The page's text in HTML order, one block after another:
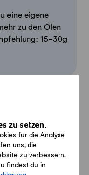
zu setzen.
für die Analyse
uns, die
zu verbessern.
findest du in
eine eigene
zu den Ölen
15-30g